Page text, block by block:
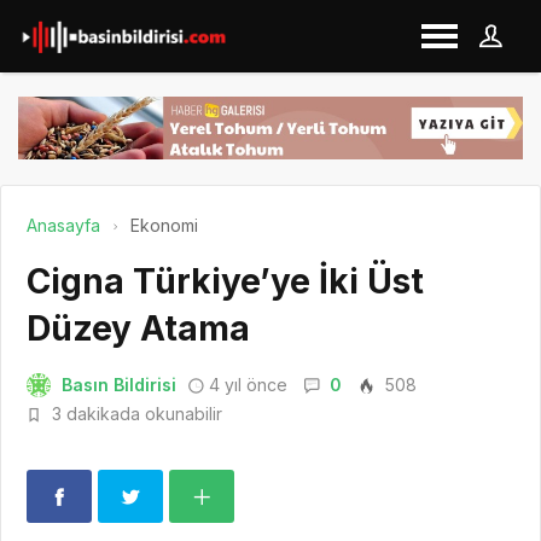
Anasayfa Ekonomi
Cigna Türkiye’ye İki Üst
Düzey Atama
Basın Bildirisi 4 yıl önce 0
508
3 dakikada okunabilir